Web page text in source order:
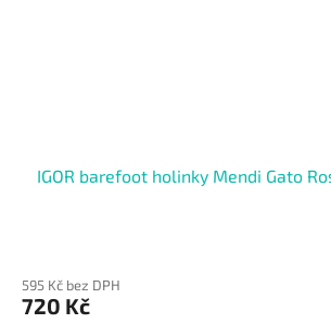
IGOR barefoot holinky Mendi Gato
595 Kč bez DPH
720 Kč